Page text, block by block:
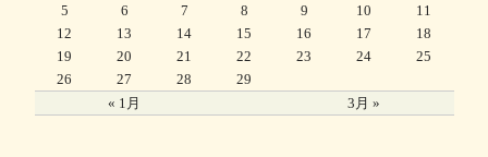
« 1月 3月 »
5
6 7 8 9 10
11
12
13 14 15 16 17
18
19
20 21 22 23 24
25
26
27 28 29